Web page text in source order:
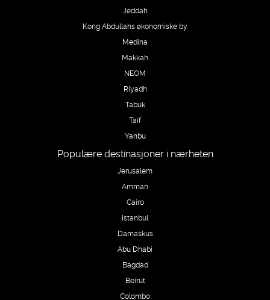
Jeddah
Kong Abdullahs økonomiske by
Medina
Makkah
NEOM
Riyadh
Tabuk
Taif
Yanbu
Populære destinasjoner i nærheten
Jerusalem
Amman
Cairo
Istanbul
Damaskus
Abu Dhabi
Bagdad
Beirut
Colombo